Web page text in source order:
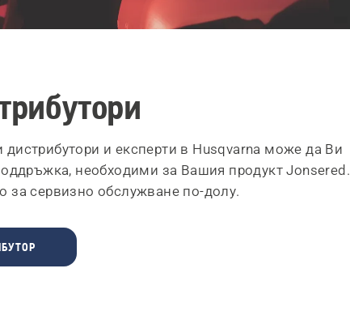
и експерти в Husqvarna може да Ви
необходими за Вашия продукт Jonsered.
за сервизно обслужване по-долу.